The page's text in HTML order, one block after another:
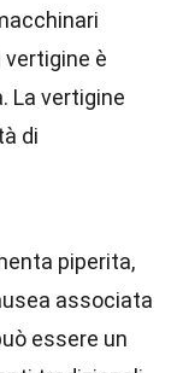
è
La vertigine
di
piperita,
associata
essere un